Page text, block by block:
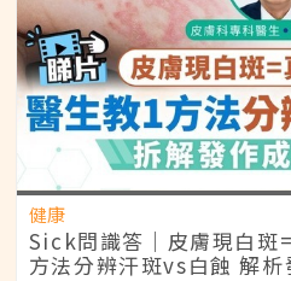
健康
Sick問識答｜皮膚現白斑
方法分辨汗斑vs白蝕 解析